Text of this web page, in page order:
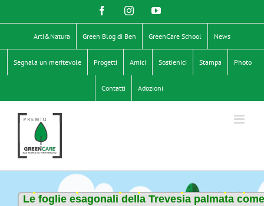
al
contenuto
FacebookInstagramYouTube
Arti&Natura Green Blog di Ben GreenCare School News
Segnala un meritevole Progetti Amici Sostienici Stampa Photo
Contatti Adozioni
Le foglie esagonali della Trevesia palmata